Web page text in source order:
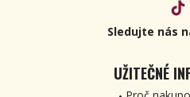
Sledujte nás
UŽITEČNÉ